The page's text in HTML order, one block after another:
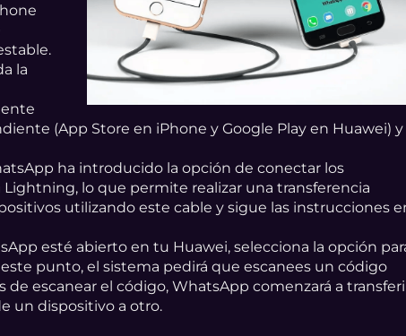
la
(App Store en iPhone y Google Play en Huawei) y
ha introducido la opción de conectar los
lo que permite realizar una transferencia
utilizando este cable y sigue las instrucciones
esté abierto en tu Huawei, selecciona la opción
punto, el sistema pedirá que escanees un código
de escanear el código, WhatsApp comenzará a
un dispositivo a otro.